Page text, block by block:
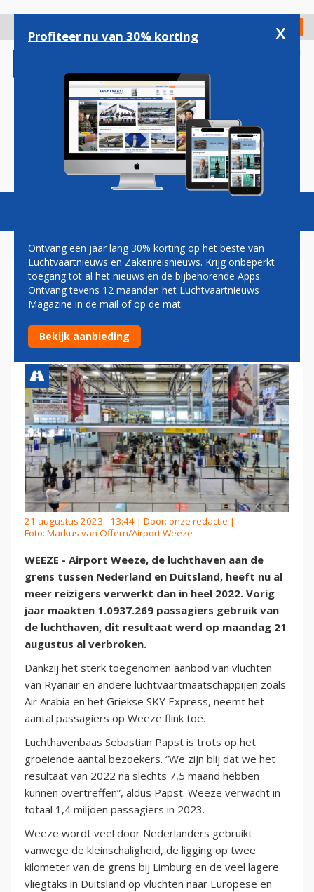
gaan
Check in
Magazine Podcasts Vacatures
NU AL MEER PASSAGIERS
VOOR AIRPORT WEEZE DAN
IN HEEL VORIG JAAR
21 augustus 2023 - 13:44 | Door: onze redactie |
Foto: Markus van Offern/Airport Weeze
WEEZE - Airport Weeze, de luchthaven aan de
grens tussen Nederland en Duitsland, heeft nu al
meer reizigers verwerkt dan in heel 2022. Vorig
jaar maakten 1.0937.269 passagiers gebruik van
de luchthaven, dit resultaat werd op maandag 21
augustus al verbroken.
Dankzij het sterk toegenomen aanbod van vluchten
van Ryanair en andere luchtvaartmaatschappijen zoals
Air Arabia en het Griekse SKY Express, neemt het
aantal passagiers op Weeze flink toe.
Luchthavenbaas Sebastian Papst is trots op het
groeiende aantal bezoekers. “We zijn blij dat we het
resultaat van 2022 na slechts 7,5 maand hebben
kunnen overtreffen”, aldus Papst. Weeze verwacht in
totaal 1,4 miljoen passagiers in 2023.
Weeze wordt veel door Nederlanders gebruikt
vanwege de kleinschaligheid, de ligging op twee
kilometer van de grens bij Limburg en de veel lagere
vliegtaks in Duitsland op vluchten naar Europese en
Profiteer nu van 30% korting x
Ontvang een jaar lang 30% korting op het beste van
Luchtvaartnieuws en Zakenreisnieuws. Krijg onbeperkt
toegang tot al het nieuws en de bijbehorende Apps.
Ontvang tevens 12 maanden het Luchtvaartnieuws
Magazine in de mail of op de mat.
Bekijk aanbieding